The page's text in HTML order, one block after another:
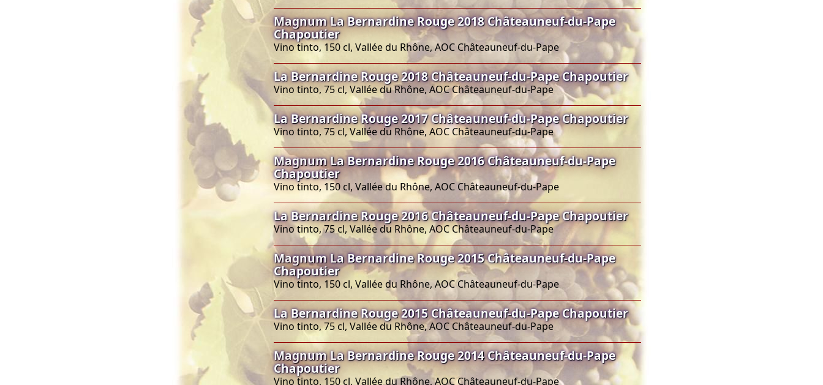
Magnum La Bernardine Rouge 2018 Châteauneuf-du-Pape
Chapoutier
Vino tinto, 150 cl, Vallée du Rhône, AOC Châteauneuf-du-Pape
La Bernardine Rouge 2018 Châteauneuf-du-Pape Chapoutier
Vino tinto, 75 cl, Vallée du Rhône, AOC Châteauneuf-du-Pape
La Bernardine Rouge 2017 Châteauneuf-du-Pape Chapoutier
Vino tinto, 75 cl, Vallée du Rhône, AOC Châteauneuf-du-Pape
Magnum La Bernardine Rouge 2016 Châteauneuf-du-Pape
Chapoutier
Vino tinto, 150 cl, Vallée du Rhône, AOC Châteauneuf-du-Pape
La Bernardine Rouge 2016 Châteauneuf-du-Pape Chapoutier
Vino tinto, 75 cl, Vallée du Rhône, AOC Châteauneuf-du-Pape
Magnum La Bernardine Rouge 2015 Châteauneuf-du-Pape
Chapoutier
Vino tinto, 150 cl, Vallée du Rhône, AOC Châteauneuf-du-Pape
La Bernardine Rouge 2015 Châteauneuf-du-Pape Chapoutier
Vino tinto, 75 cl, Vallée du Rhône, AOC Châteauneuf-du-Pape
Magnum La Bernardine Rouge 2014 Châteauneuf-du-Pape
Chapoutier
Vino tinto, 150 cl, Vallée du Rhône, AOC Châteauneuf-du-Pape